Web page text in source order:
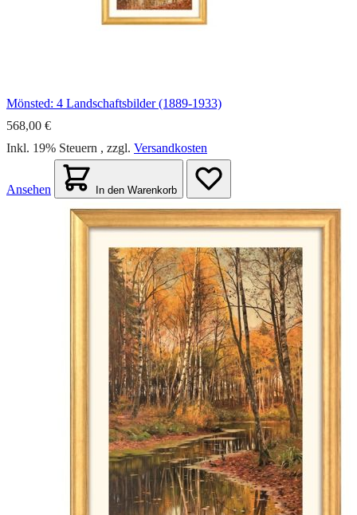
Mönsted: 4 Landschaftsbilder (1889-1933)
568,00 €
Inkl. 19% Steuern , zzgl. Versandkosten
Ansehen In den Warenkorb